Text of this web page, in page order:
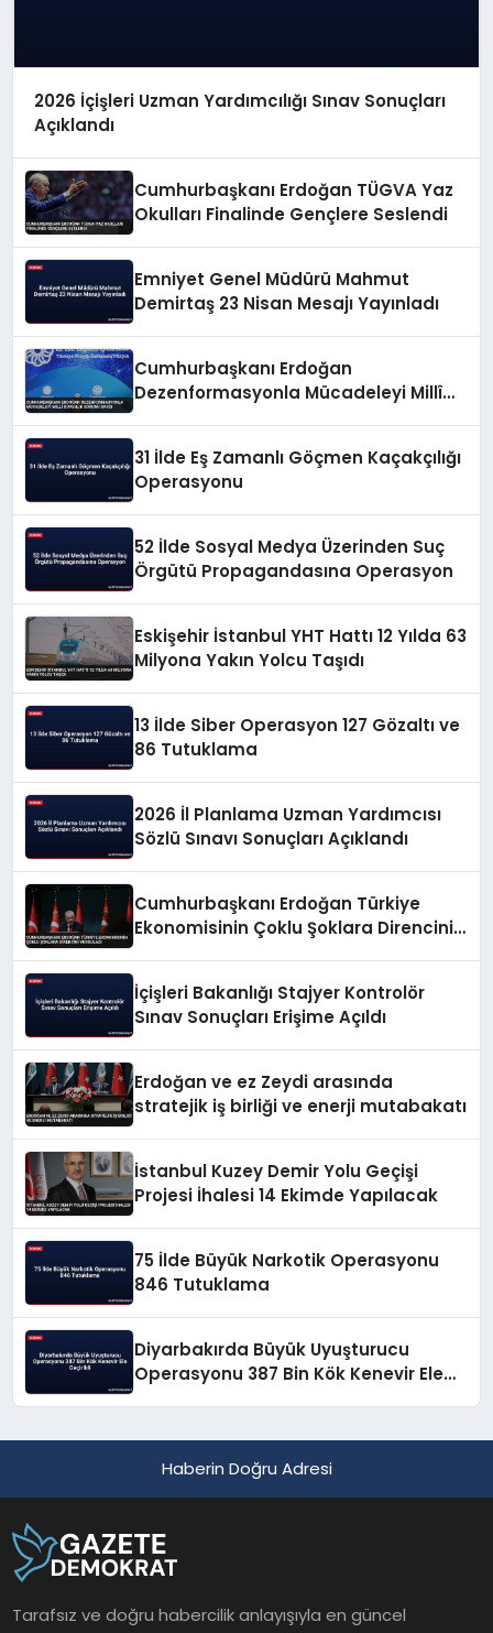
2026 İçişleri Uzman Yardımcılığı Sınav Sonuçları
Açıklandı
Cumhurbaşkanı Erdoğan TÜGVA Yaz
Okulları Finalinde Gençlere Seslendi
Emniyet Genel Müdürü Mahmut
Demirtaş 23 Nisan Mesajı Yayınladı
Cumhurbaşkanı Erdoğan
Dezenformasyonla Mücadeleyi Millî
31 İlde Eş Zamanlı Göçmen Kaçakçılığı
Operasyonu
52 İlde Sosyal Medya Üzerinden Suç
Örgütü Propagandasına Operasyon
Eskişehir İstanbul YHT Hattı 12 Yılda 63
Milyona Yakın Yolcu Taşıdı
13 İlde Siber Operasyon 127 Gözaltı ve
86 Tutuklama
2026 İl Planlama Uzman Yardımcısı
Sözlü Sınavı Sonuçları Açıklandı
Cumhurbaşkanı Erdoğan Türkiye
Ekonomisinin Çoklu Şoklara Direncini
İçişleri Bakanlığı Stajyer Kontrolör
Sınav Sonuçları Erişime Açıldı
Erdoğan ve ez Zeydi arasında
stratejik iş birliği ve enerji mutabakatı
İstanbul Kuzey Demir Yolu Geçişi
Projesi İhalesi 14 Ekimde Yapılacak
75 İlde Büyük Narkotik Operasyonu
846 Tutuklama
Diyarbakırda Büyük Uyuşturucu
Operasyonu 387 Bin Kök Kenevir Ele
Haberin Doğru Adresi
Tarafsız ve doğru habercilik anlayışıyla en güncel